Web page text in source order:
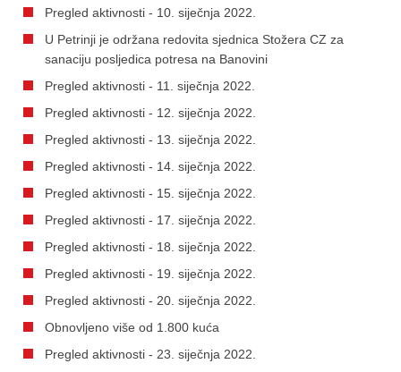
Pregled aktivnosti - 10. siječnja 2022.
U Petrinji je održana redovita sjednica Stožera CZ za
sanaciju posljedica potresa na Banovini
Pregled aktivnosti - 11. siječnja 2022.
Pregled aktivnosti - 12. siječnja 2022.
Pregled aktivnosti - 13. siječnja 2022.
Pregled aktivnosti - 14. siječnja 2022.
Pregled aktivnosti - 15. siječnja 2022.
Pregled aktivnosti - 17. siječnja 2022.
Pregled aktivnosti - 18. siječnja 2022.
Pregled aktivnosti - 19. siječnja 2022.
Pregled aktivnosti - 20. siječnja 2022.
Obnovljeno više od 1.800 kuća
Pregled aktivnosti - 23. siječnja 2022.